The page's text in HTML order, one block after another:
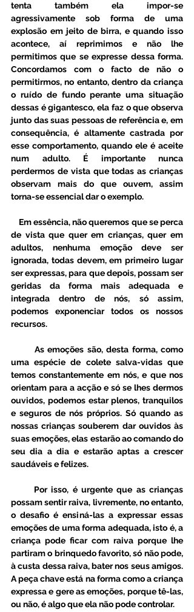
tenta também ela impor-se
agressivamente sob forma de uma
explosão em jeito de birra, e quando isso
acontece, aí reprimimos e não lhe
permitimos que se expresse dessa forma.
Concordamos com o facto de não o
permitirmos, no entanto, dentro da criança
o ruído de fundo perante uma situação
dessas é gigantesco, ela faz o que observa
junto das suas pessoas de referência e, em
consequência, é altamente castrada por
esse comportamento, quando ele é aceite
num adulto. É importante nunca
perdermos de vista que todas as crianças
observam mais do que ouvem, assim
torna-se essencial dar o exemplo.
de vista que quer em crianças, quer em
adultos, nenhuma emoção deve ser
ignorada, todas devem, em primeiro lugar
ser expressas, para que depois, possam ser
geridas da forma mais adequada e
integrada dentro de nós, só assim,
podemos exponenciar todos os nossos
recursos.
uma espécie de colete salva-vidas que
temos constantemente em nós, e que nos
orientam para a acção e só se lhes dermos
ouvidos, podemos estar plenos, tranquilos
e seguros de nós próprios. Só quando as
nossas crianças souberem dar ouvidos às
suas emoções, elas estarão ao comando do
seu dia a dia e estarão aptas a crescer
saudáveis e felizes.
possam sentir raiva, livremente, no entanto,
o desafio é ensiná-las a expressar essas
emoções de uma forma adequada, isto é, a
criança pode ficar com raiva porque lhe
partiram o brinquedo favorito, só não pode,
à custa dessa raiva, bater nos seus amigos.
A peça chave está na forma como a criança
expressa e gere as emoções, porque tê-las,
ou não, é algo que ela não pode controlar.